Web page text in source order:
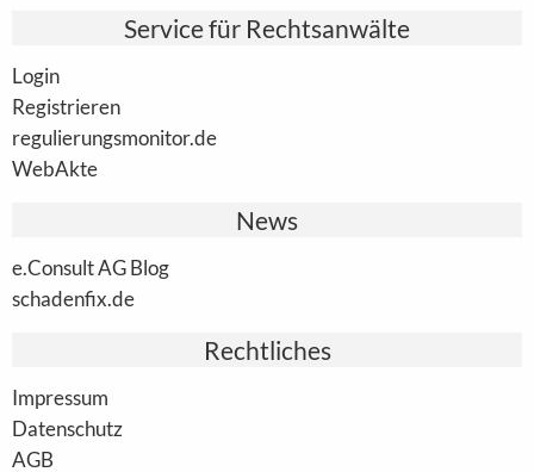
Service für Rechtsanwälte
Login
Registrieren
regulierungsmonitor.de
WebAkte
News
e.Consult AG Blog
schadenfix.de
Rechtliches
Impressum
Datenschutz
AGB